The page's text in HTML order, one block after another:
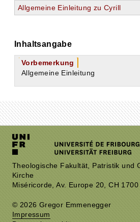
Allgemeine Einleitung zu Cyrill
Inhaltsangabe
Vorbemerkung
Allgemeine Einleitung
Theologische Fakultät, Patristik und
Kirche
Miséricorde, Av. Europe 20, CH
© 2026 Gregor Emmenegger
Impressum